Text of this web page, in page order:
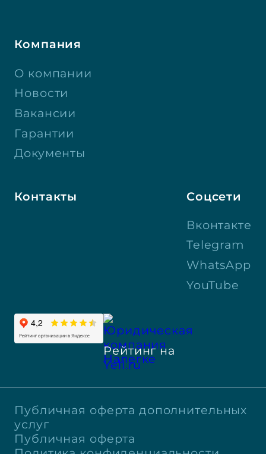
Компания
О компании
Новости
Вакансии
Гарантии
Документы
Контакты Соцсети
Вконтакте
Telegram
WhatsApp
YouTube
Рейтинг на
Yell.ru
Публичная оферта дополнительных
услуг
Публичная оферта